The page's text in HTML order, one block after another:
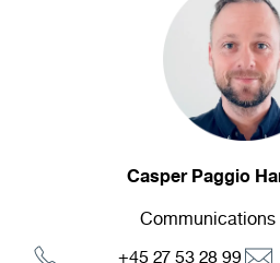
Casper Paggio
Communications
+45 27 53 28 99